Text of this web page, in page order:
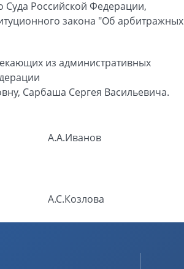
Российской Федерации,
закона "Об арбитражных
из административных
Сарбаша Сергея Васильевича.
А.А.Иванов
А.С.Козлова